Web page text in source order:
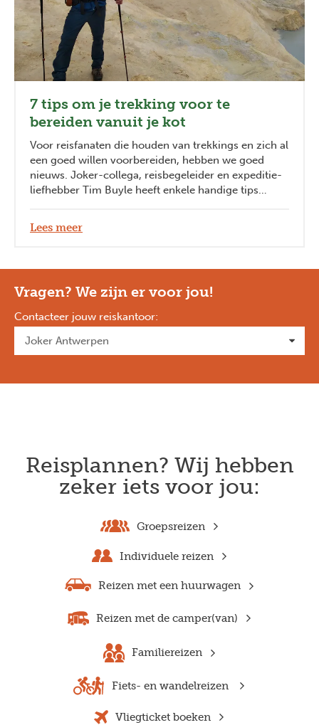
7 tips om je trekking voor te
bereiden vanuit je kot
Voor reisfanaten die houden van trekkings en zich al
een goed willen voorbereiden, hebben we goed
nieuws. Joker-collega, reisbegeleider en expeditie-
liefhebber Tim Buyle heeft enkele handige tips
tijden helemaal klaar om eropuit te trekken!
Lees meer
Vragen? We zijn er voor jou!
Contacteer jouw reiskantoor:
Reisplannen? Wij hebben
zeker iets voor jou:
Groepsreizen
Individuele reizen
Reizen met een huurwagen
Reizen met de camper(van)
Familiereizen
Fiets- en wandelreizen
Vliegticket boeken